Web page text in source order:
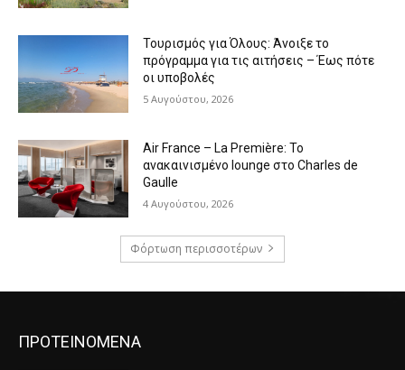
Τουρισμός για Όλους: Άνοιξε το
πρόγραμμα για τις αιτήσεις – Έως πότε
οι υποβολές
5 Αυγούστου, 2026
Air France – La Première: Το
ανακαινισμένο lounge στο Charles de
Gaulle
4 Αυγούστου, 2026
Φόρτωση περισσοτέρων
ΠΡΟΤΕΙΝΟΜΕΝΑ